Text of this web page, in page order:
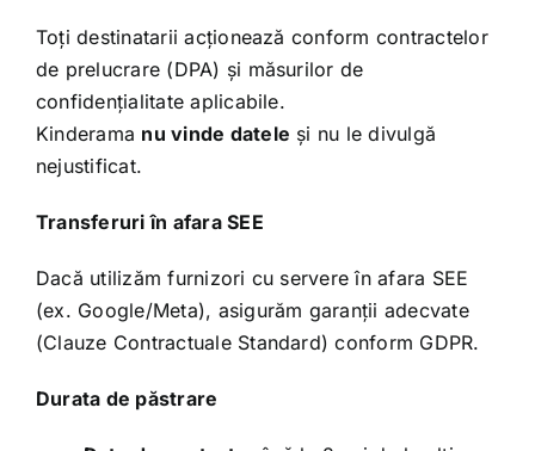
Toți destinatarii acționează conform contractelor
de prelucrare (DPA) și măsurilor de
confidențialitate aplicabile.
Kinderama nu vinde datele și nu le divulgă
nejustificat.
Transferuri în afara SEE
Dacă utilizăm furnizori cu servere în afara SEE
(ex. Google/Meta), asigurăm garanții adecvate
(Clauze Contractuale Standard) conform GDPR.
Durata de păstrare